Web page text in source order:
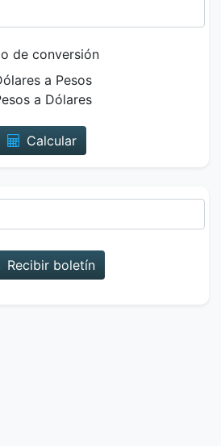
de conversión
a Pesos
a Dólares
Calcular
Recibir boletín